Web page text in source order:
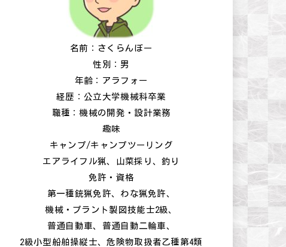
名前：さくらんぼー
性別：男
年齢：アラフォー
経歴：公立大学機械科卒業
職種：機械の開発・設計業務
趣味
キャンプ/キャンプツーリング
エアライフル猟、山菜採り、釣り
免許・資格
第一種銃猟免許、わな猟免許、
機械・プラント製図技能士2級、
普通自動車、普通自動二輪車、
2級小型船舶操縦士、危険物取扱者乙種第4類